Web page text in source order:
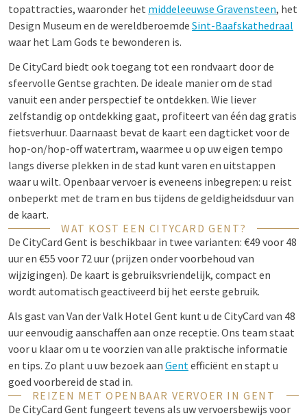
topattracties, waaronder het middeleeuwse Gravensteen, het
Design Museum en de wereldberoemde Sint-Baafskathedraal
waar het Lam Gods te bewonderen is.
De CityCard biedt ook toegang tot een rondvaart door de
sfeervolle Gentse grachten. De ideale manier om de stad
vanuit een ander perspectief te ontdekken. Wie liever
zelfstandig op ontdekking gaat, profiteert van één dag gratis
fietsverhuur. Daarnaast bevat de kaart een dagticket voor de
hop-on/hop-off watertram, waarmee u op uw eigen tempo
langs diverse plekken in de stad kunt varen en uitstappen
waar u wilt. Openbaar vervoer is eveneens inbegrepen: u reist
onbeperkt met de tram en bus tijdens de geldigheidsduur van
de kaart.
WAT KOST EEN CITYCARD GENT?
De CityCard Gent is beschikbaar in twee varianten: €49 voor 48
uur en €55 voor 72 uur (prijzen onder voorbehoud van
wijzigingen). De kaart is gebruiksvriendelijk, compact en
wordt automatisch geactiveerd bij het eerste gebruik.
Als gast van Van der Valk Hotel Gent kunt u de CityCard van 48
uur eenvoudig aanschaffen aan onze receptie. Ons team staat
voor u klaar om u te voorzien van alle praktische informatie
en tips. Zo plant u uw bezoek aan Gentefficiënt en stapt u
goed voorbereid de stad in.
REIZEN MET OPENBAAR VERVOER IN GENT
De CityCard Gent fungeert tevens als uw vervoersbewijs voor